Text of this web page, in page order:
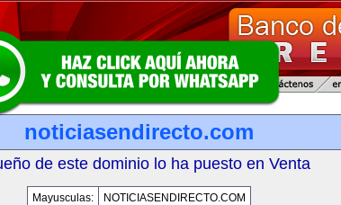
noticiasendirecto.com
de este dominio lo ha puesto en Venta
Mayusculas:
NOTICIASENDIRECTO.COM